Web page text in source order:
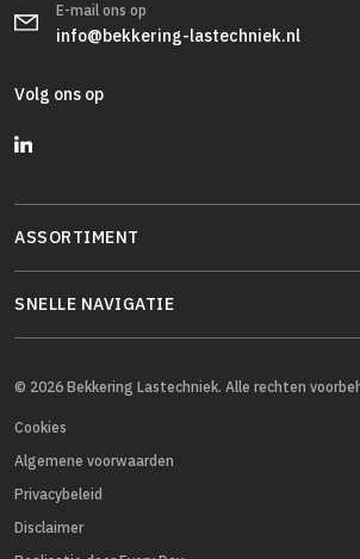
E-mail ons op
info@bekkering-lastechniek.nl
Volg ons op
ASSORTIMENT
SNELLE NAVIGATIE
© 2026 Bekkering Lastechniek. Alle rechten
Cookies
Algemene voorwaarden
Privacybeleid
Disclaimer